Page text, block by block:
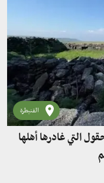
القنيطرة
التي غادرها أهلها